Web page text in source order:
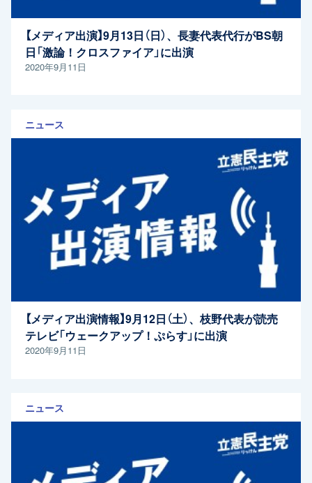
【メディア出演】9月13日（日）、長妻代表代行がBS朝
日「激論！クロスファイア」に出演
2020年9月11日
ニュース
【メディア出演情報】9月12日（土）、枝野代表が読売
テレビ「ウェークアップ！ぷらす」に出演
2020年9月11日
ニュース